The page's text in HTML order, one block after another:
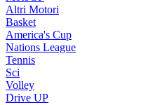
Altri Motori
Basket
America's Cup
Nations League
Tennis
Sci
Volley
Drive UP